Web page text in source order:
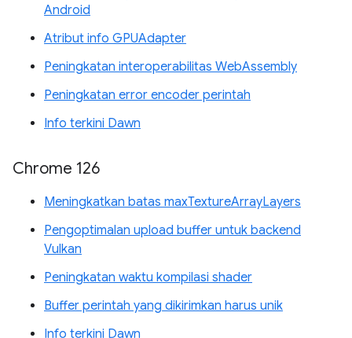
Android
Atribut info GPUAdapter
Peningkatan interoperabilitas WebAssembly
Peningkatan error encoder perintah
Info terkini Dawn
Chrome 126
Meningkatkan batas maxTextureArrayLayers
Pengoptimalan upload buffer untuk backend
Vulkan
Peningkatan waktu kompilasi shader
Buffer perintah yang dikirimkan harus unik
Info terkini Dawn